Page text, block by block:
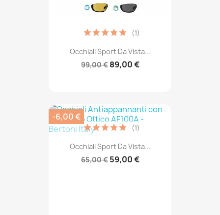
Occhiali Sport Da Vista...
99,00 € 89,00 €
(1)
Occhiali Sport Da Vista...
65,00 € 59,00 €
(1)
-6,00 €